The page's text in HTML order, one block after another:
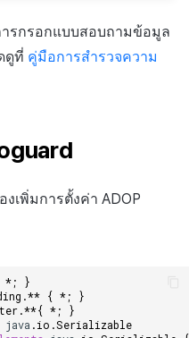
ารกรอกแบบสอบถามข้อมูล
ดูที่ คู่มือการสำรวจความ
เพิ่มการตั้งค่า ADOP
*;
}
.** { *;
}
.**{ *;
}
java .io .Serializable